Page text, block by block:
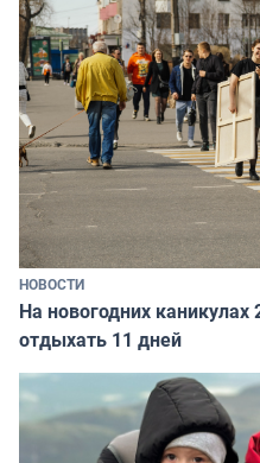
НОВОСТИ
На новогодних каникулах
отдыхать 11 дней